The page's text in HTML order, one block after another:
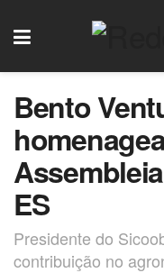
Bento
ES
Presidente do
contribuição no